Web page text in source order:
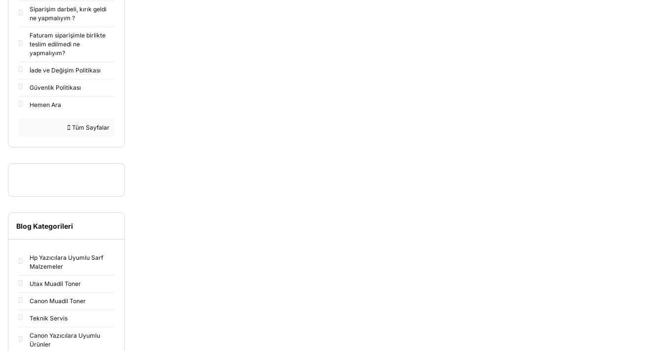
Siparişim darbeli, kırık geldi
ne yapmalıyım ?
Faturam siparişimle birlikte
teslim edilmedi ne
yapmalıyım?
İade ve Değişim Politikası
Güvenlik Politikası
Hemen Ara
Tüm Sayfalar
Blog Kategorileri
Hp Yazıcılara Uyumlu Sarf
Malzemeler
Utax Muadil Toner
Canon Muadil Toner
Teknik Servis
Canon Yazıcılara Uyumlu
Ürünler